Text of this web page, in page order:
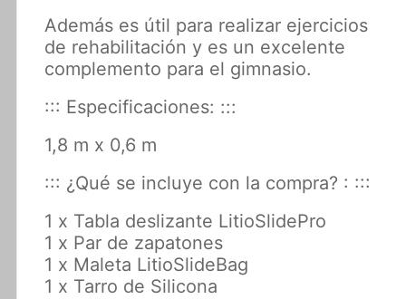
Además es útil para realizar ejercicios
de rehabilitación y es un excelente
complemento para el gimnasio.
::: Especificaciones: :::
1,8 m x 0,6 m
::: ¿Qué se incluye con la compra? : :::
1 x Tabla deslizante LitioSlidePro
1 x Par de zapatones
1 x Maleta LitioSlideBag
1 x Tarro de Silicona